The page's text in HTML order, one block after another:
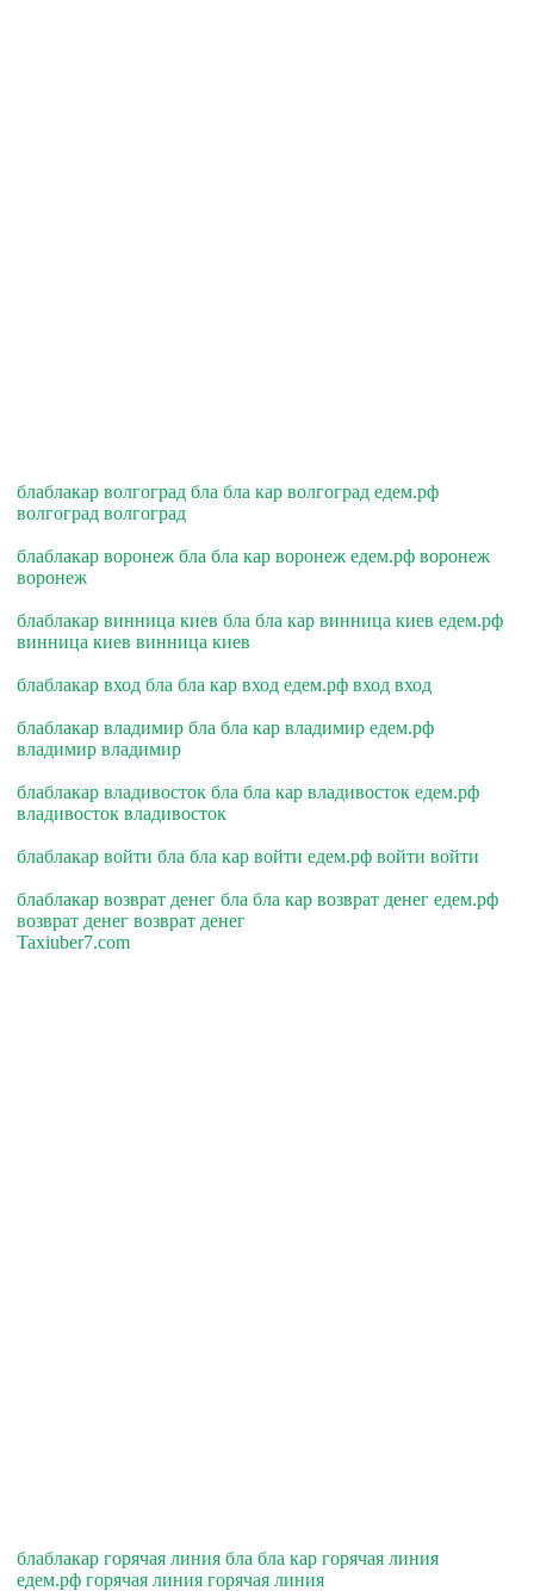
блаблакар волгоград бла бла кар волгоград едем.рф
волгоград волгоград
блаблакар воронеж бла бла кар воронеж едем.рф воронеж
воронеж
блаблакар винница киев бла бла кар винница киев едем.рф
винница киев винница киев
блаблакар вход бла бла кар вход едем.рф вход вход
блаблакар владимир бла бла кар владимир едем.рф
владимир владимир
блаблакар владивосток бла бла кар владивосток едем.рф
владивосток владивосток
блаблакар войти бла бла кар войти едем.рф войти войти
блаблакар возврат денег бла бла кар возврат денег едем.рф
возврат денег возврат денег
Taxiuber7.com
блаблакар горячая линия бла бла кар горячая линия
едем.рф горячая линия горячая линия